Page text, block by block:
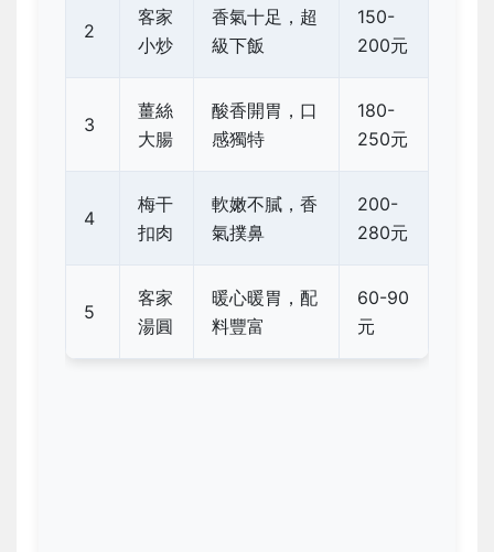
2
客家
小炒
香氣十足，超
級下飯
150-
200元
3
薑絲
大腸
酸香開胃，口
感獨特
180-
250元
4
梅干
扣肉
軟嫩不膩，香
氣撲鼻
200-
280元
5
客家
湯圓
暖心暖胃，配
料豐富
60-90
元